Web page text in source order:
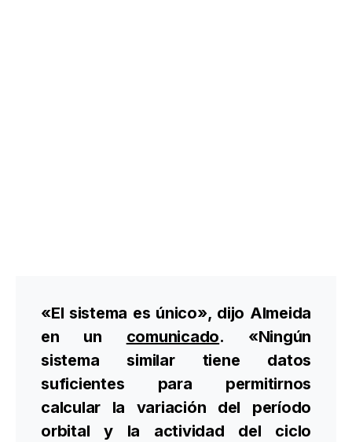
«El sistema es único», dijo Almeida
en un comunicado. «Ningún
sistema similar tiene datos
suficientes para permitirnos
calcular la variación del período
orbital y la actividad del ciclo